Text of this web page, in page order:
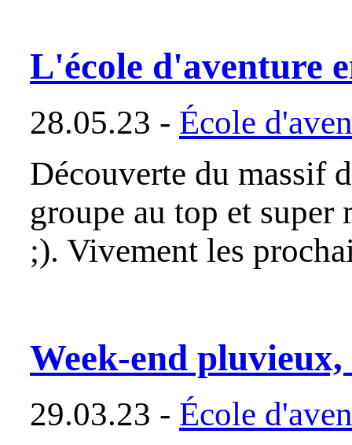
L'école d'aventure
28.05.23 - École
Découverte du massif
groupe au top et
;). Vivement les
Week-end
29.03.23 - École